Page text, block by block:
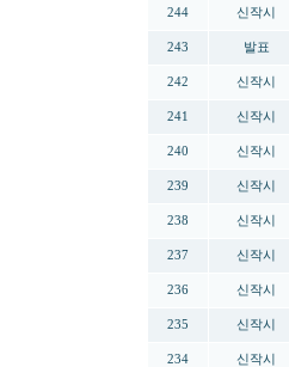
244 신작시
243 발표
242 신작시
241 신작시
240 신작시
239 신작시
238 신작시
237 신작시
236 신작시
235 신작시
234 신작시